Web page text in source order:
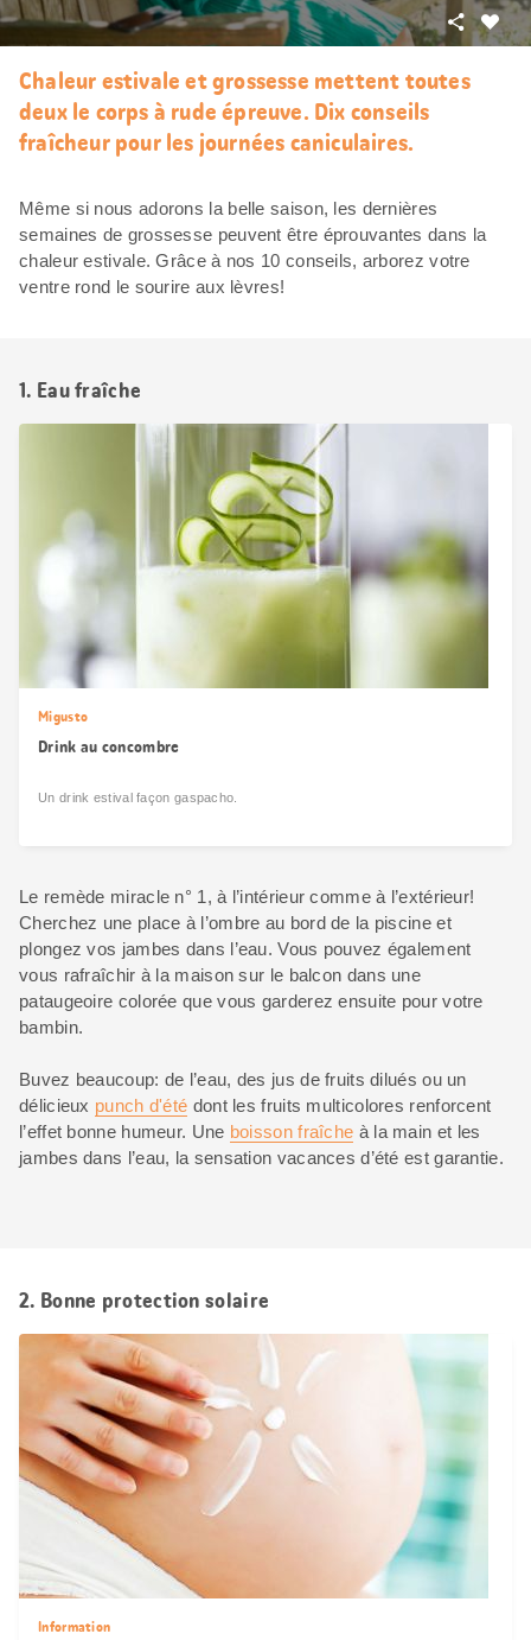
Partager
Chaleur estivale et grossesse mettent toutes
deux le corps à rude épreuve. Dix conseils
fraîcheur pour les journées caniculaires.
Même si nous adorons la belle saison, les dernières
semaines de grossesse peuvent être éprouvantes dans la
chaleur estivale. Grâce à nos 10 conseils, arborez votre
ventre rond le sourire aux lèvres!
1. Eau fraîche
Migusto
Drink au concombre
Un drink estival façon gaspacho.
Le remède miracle n° 1, à l’intérieur comme à l’extérieur!
Cherchez une place à l’ombre au bord de la piscine et
plongez vos jambes dans l’eau. Vous pouvez également
vous rafraîchir à la maison sur le balcon dans une
pataugeoire colorée que vous garderez ensuite pour votre
bambin.
Buvez beaucoup: de l’eau, des jus de fruits dilués ou un
délicieux punch d'été dont les fruits multicolores renforcent
l’effet bonne humeur. Une boisson fraîche à la main et les
jambes dans l’eau, la sensation vacances d’été est garantie.
2. Bonne protection solaire
Information